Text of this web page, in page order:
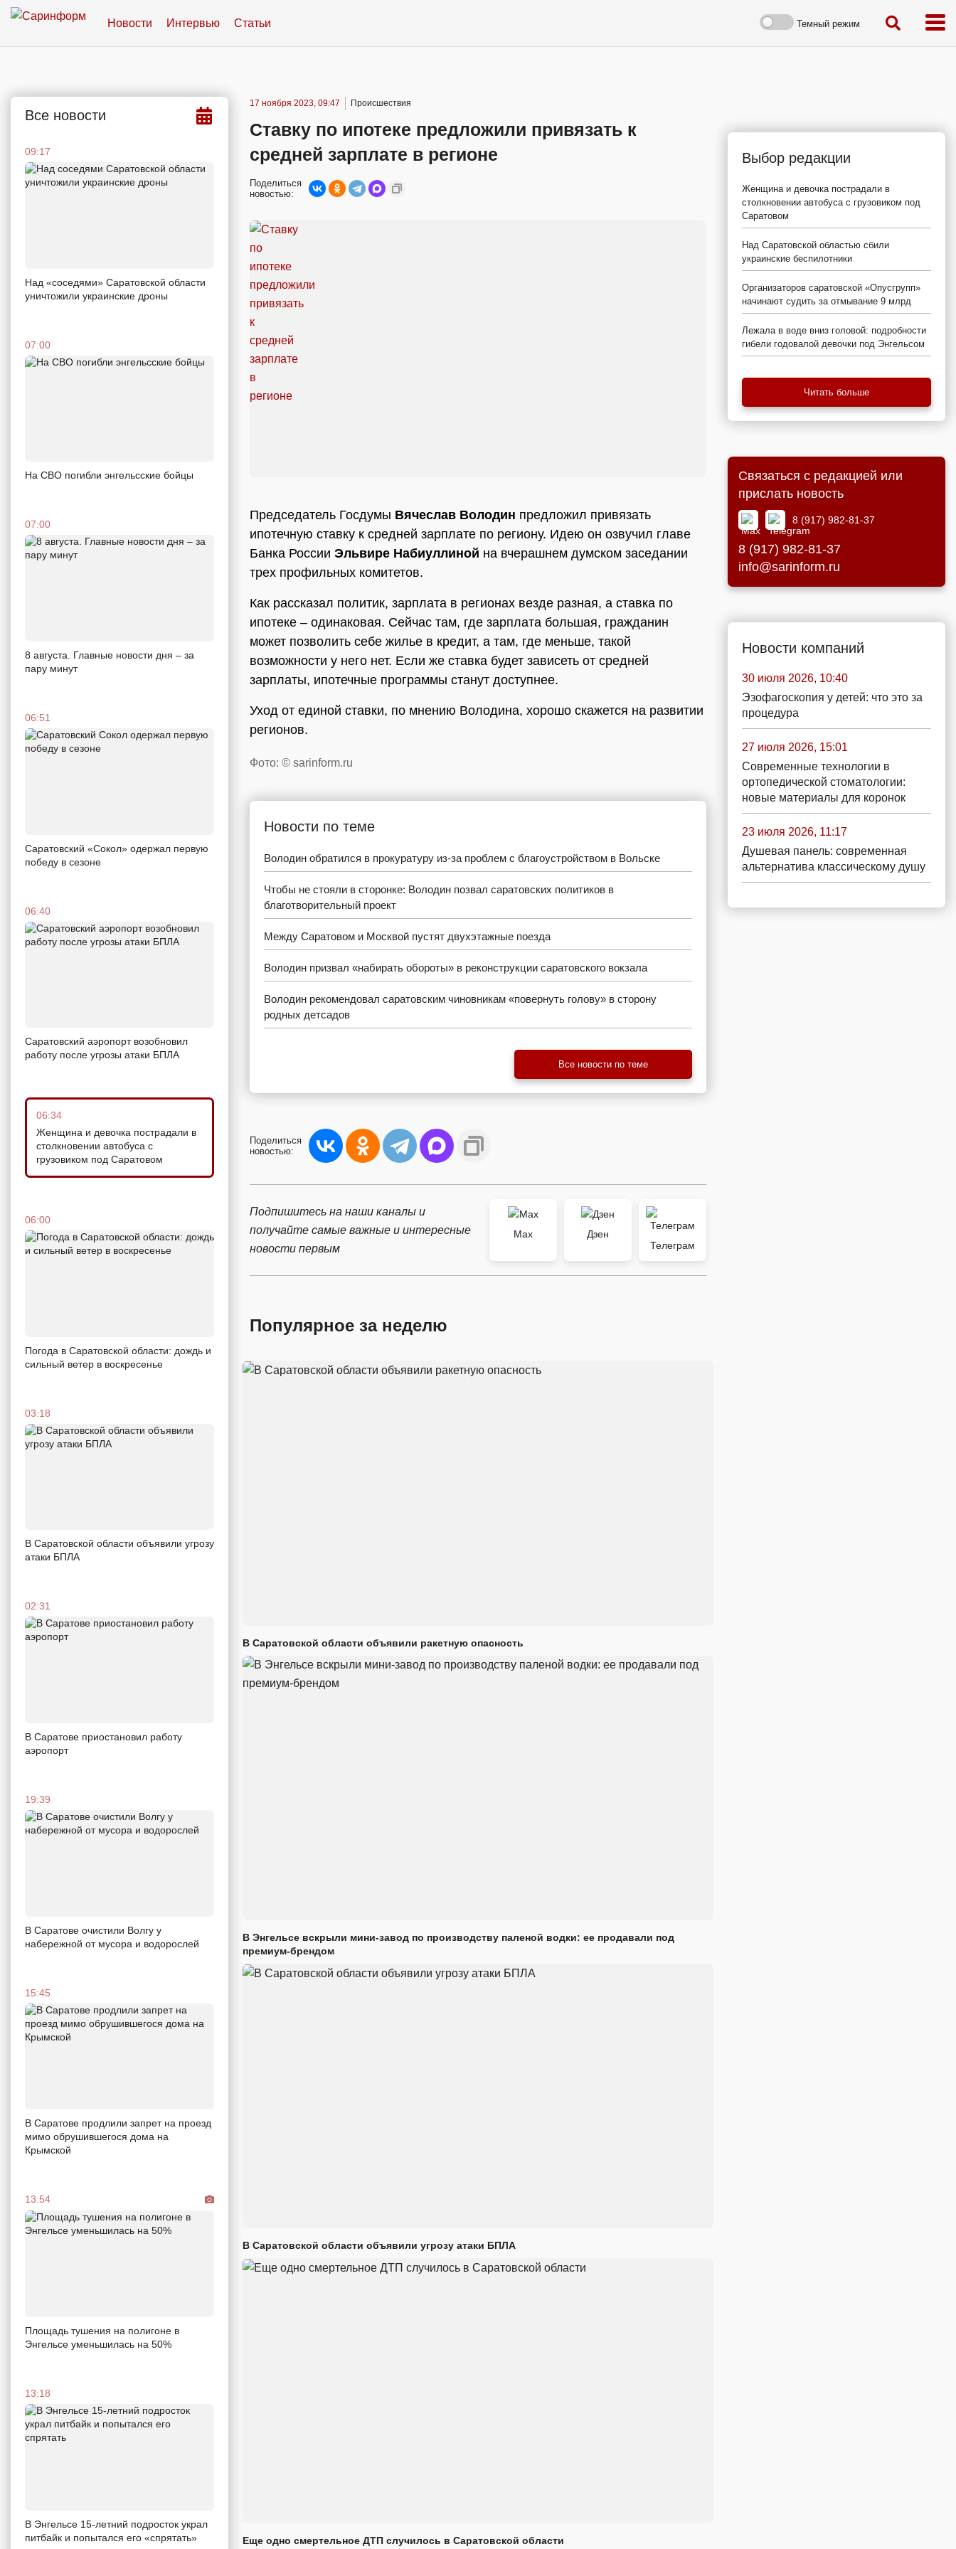
Новости Интервью Статьи Темный режим
Все новости
09:17
Над «соседями» Саратовской области
уничтожили украинские дроны
07:00
На СВО погибли энгельсские бойцы
07:00
8 августа. Главные новости дня – за
пару минут
06:51
Саратовский «Сокол» одержал первую
победу в сезоне
06:40
Саратовский аэропорт возобновил
работу после угрозы атаки БПЛА
06:34
Женщина и девочка пострадали в
столкновении автобуса с
грузовиком под Саратовом
06:00
Погода в Саратовской области: дождь и
сильный ветер в воскресенье
03:18
В Саратовской области объявили угрозу
атаки БПЛА
02:31
В Саратове приостановил работу
аэропорт
19:39
В Саратове очистили Волгу у
набережной от мусора и водорослей
15:45
В Саратове продлили запрет на проезд
мимо обрушившегося дома на
Крымской
13:54
Площадь тушения на полигоне в
Энгельсе уменьшилась на 50%
13:18
В Энгельсе 15-летний подросток украл
питбайк и попытался его «спрятать»
17 ноября 2023, 09:47 Происшествия
Ставку по ипотеке предложили привязать к
средней зарплате в регионе
Поделиться
новостью:
Председатель Госдумы Вячеслав Володин предложил привязать
ипотечную ставку к средней зарплате по региону. Идею он озвучил главе
Банка России Эльвире Набиуллиной на вчерашнем думском заседании
трех профильных комитетов.
Как рассказал политик, зарплата в регионах везде разная, а ставка по
ипотеке – одинаковая. Сейчас там, где зарплата большая, гражданин
может позволить себе жилье в кредит, а там, где меньше, такой
возможности у него нет. Если же ставка будет зависеть от средней
зарплаты, ипотечные программы станут доступнее.
Уход от единой ставки, по мнению Володина, хорошо скажется на развитии
регионов.
Фото: © sarinform.ru
Новости по теме
Володин обратился в прокуратуру из-за проблем с благоустройством в Вольске
Чтобы не стояли в сторонке: Володин позвал саратовских политиков в
благотворительный проект
Между Саратовом и Москвой пустят двухэтажные поезда
Володин призвал «набирать обороты» в реконструкции саратовского вокзала
Володин рекомендовал саратовским чиновникам «повернуть голову» в сторону
родных детсадов
Все новости по теме
Поделиться
новостью:
Подпишитесь на наши каналы и
получайте самые важные и интересные
новости первым
Max
Дзен
Телеграм
Популярное за неделю
В Саратовской области объявили ракетную опасность
В Энгельсе вскрыли мини-завод по производству паленой водки: ее продавали под
премиум-брендом
В Саратовской области объявили угрозу атаки БПЛА
Еще одно смертельное ДТП случилось в Саратовской области
Выбор редакции
Женщина и девочка пострадали в
столкновении автобуса с грузовиком под
Саратовом
Над Саратовской областью сбили
украинские беспилотники
Организаторов саратовской «Опусгрупп»
начинают судить за отмывание 9 млрд
Лежала в воде вниз головой: подробности
гибели годовалой девочки под Энгельсом
Читать больше
Связаться с редакцией или
прислать новость
8 (917) 982-81-37
8 (917) 982-81-37
info@sarinform.ru
Новости компаний
30 июля 2026, 10:40
Эзофагоскопия у детей: что это за
процедура
27 июля 2026, 15:01
Современные технологии в
ортопедической стоматологии:
новые материалы для коронок
23 июля 2026, 11:17
Душевая панель: современная
альтернатива классическому душу